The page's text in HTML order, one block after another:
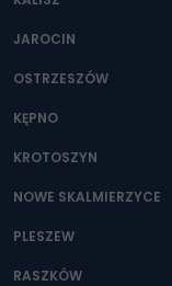
JAROCIN
OSTRZESZÓW
KĘPNO
KROTOSZYN
NOWE SKALMIERZYCE
PLESZEW
RASZKÓW